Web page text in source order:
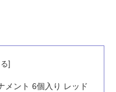
メント 6個入り レッド